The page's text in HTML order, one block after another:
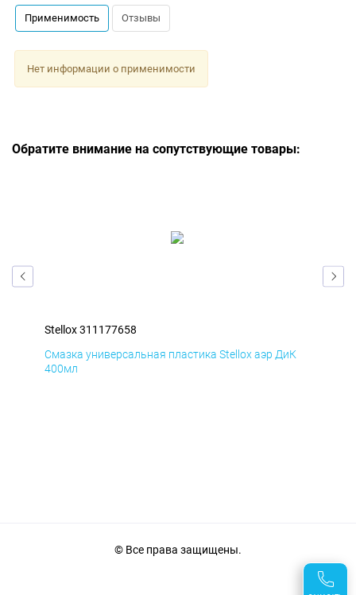
Применимость Отзывы
Нет информации о применимости
Обратите внимание на сопутствующие товары:
Stellox 311177658
Смазка универсальная пластика Stellox аэр ДиК
400мл
© Все права защищены.